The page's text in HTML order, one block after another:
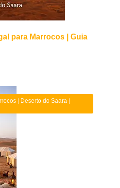
para Marrocos | Guia
| Deserto do Saara |